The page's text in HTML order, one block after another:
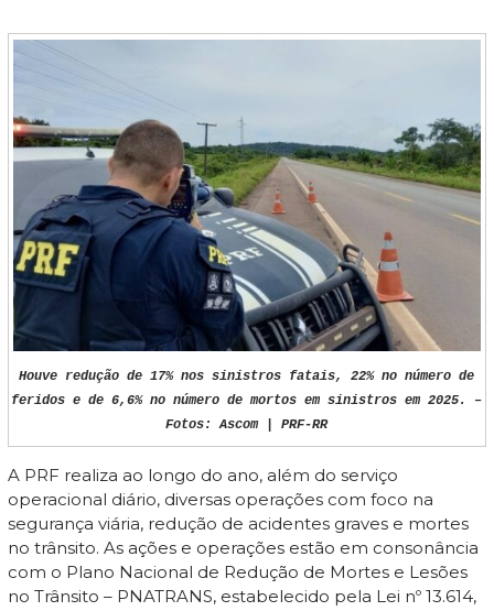
Houve redução de 17% nos sinistros fatais, 22% no número de
feridos e de 6,6% no número de mortos em sinistros em 2025. –
Fotos: Ascom | PRF-RR
A PRF realiza ao longo do ano, além do serviço
operacional diário, diversas operações com foco na
segurança viária, redução de acidentes graves e mortes
no trânsito. As ações e operações estão em consonância
com o Plano Nacional de Redução de Mortes e Lesões
no Trânsito – PNATRANS, estabelecido pela Lei nº 13.614,